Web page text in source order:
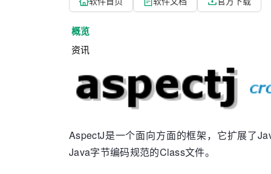
概览
资讯
AspectJ是一个面向方面的框架，它扩展了
Java字节编码规范的Class文件。